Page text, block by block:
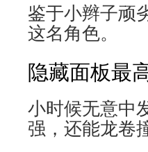
鉴于小辫子顽
这名角色。
隐藏面板最
小时候无意中
强，还能龙卷